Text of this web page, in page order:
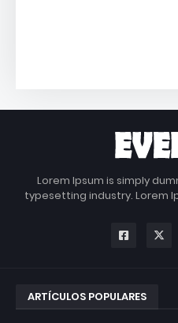
Lorem Ipsum is simply
typesetting industry. Lorem
ARTÍCULOS POPULARES